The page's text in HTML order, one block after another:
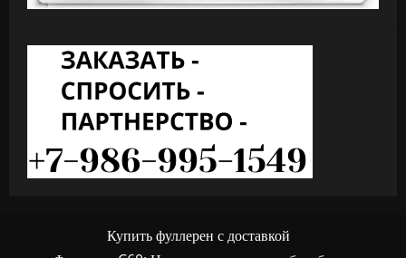
Купить фуллерен с доставкой